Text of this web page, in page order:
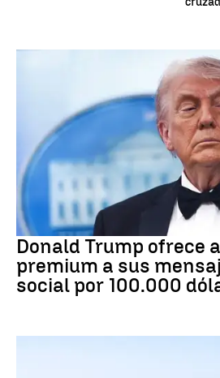
DONALD TRUMP
Donald Trump ofrece
premium a sus
social por 100.000